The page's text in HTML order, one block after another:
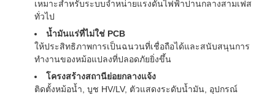
เหมาะสำหรับระบบจำหน่ายแรงดันไฟฟ้าปานกลางสามเฟส
ทั่วไป
น้ำมันแร่ที่ไม่ใช่ PCB
ให้ประสิทธิภาพการเป็นฉนวนที่เชื่อถือได้และสนับสนุนการ
ทำงานของหม้อแปลงที่ปลอดภัยยิ่งขึ้น
โครงสร้างสถานีย่อยกลางแจ้ง
ติดตั้งหม้อน้ำ, บูช HV/LV, ตัวแสดงระดับน้ำมัน, อุปกรณ์